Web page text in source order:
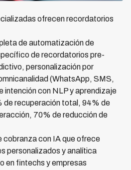
ofrecen recordatorios
de automatización de
de recordatorios pre-
personalización por
(WhatsApp, SMS,
intención con NLP y aprendizaje
de recuperación total, 94% de
70% de reducción de
cobranza con IA que ofrece
personalizados y analítica
en fintechs y empresas